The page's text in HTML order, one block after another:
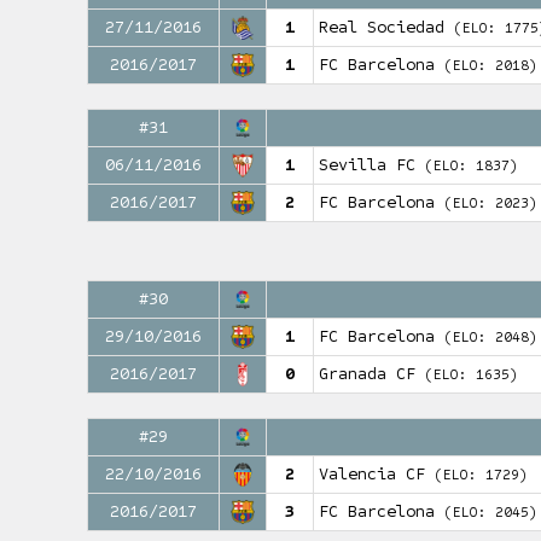
27/11/2016
1 Real Sociedad (ELO:
2016/2017 1 FC Barcelona (ELO: 2018)
#31
06/11/2016
1 Sevilla FC (ELO: 1837)
2016/2017 2 FC Barcelona (ELO: 2023)
#30
29/10/2016
1 FC Barcelona (ELO: 2048)
2016/2017 0 Granada CF (ELO: 1635)
#29
22/10/2016
2 Valencia CF (ELO: 1729)
2016/2017 3 FC Barcelona (ELO: 2045)